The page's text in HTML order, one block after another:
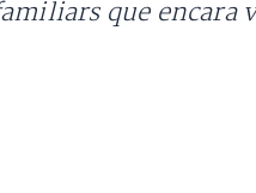
que encara